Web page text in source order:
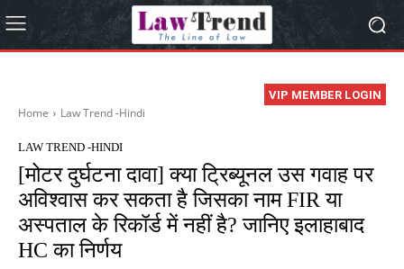
VIP MEMBER LOGIN
Home Law Trend -Hindi
LAW TREND -HINDI
[मोटर दुर्घटना दावा] क्या ट्रिब्यूनल उस गवाह पर
अविश्वास कर सकता है जिसका नाम FIR या
अस्पताल के रिकॉर्ड में नहीं है? जानिए इलाहाबाद
HC का निर्णय